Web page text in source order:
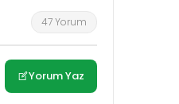
47 Yorum
Yorum Yaz